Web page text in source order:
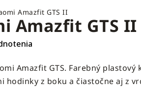
Amazfit GTS II
Amazfit GTS II
Amazfit GTS. Farebný plastový
hodinky z boku a čiastočne aj z